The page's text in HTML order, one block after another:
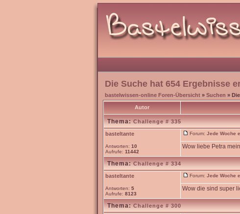
Die Suche hat 654 Ergebnisse
bastelwissen-online Foren-Übersicht » Suchen »
Autor
Thema:Challenge # 335
basteltante
Antworten: 10
Aufrufe: 11442
Forum: Jede Woche
Wow liebe Petra
Thema:Challenge # 334
basteltante
Antworten: 5
Aufrufe: 8123
Forum: Jede Woche
Wow die sind super
Thema:Challenge # 300